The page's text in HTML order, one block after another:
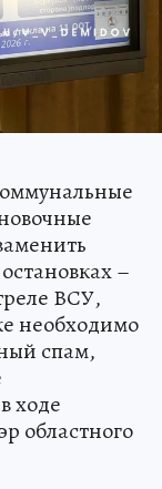
–
ВСУ,
необходимо
спам,
ходе
областного